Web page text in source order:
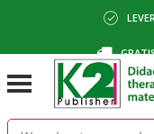
BETALING